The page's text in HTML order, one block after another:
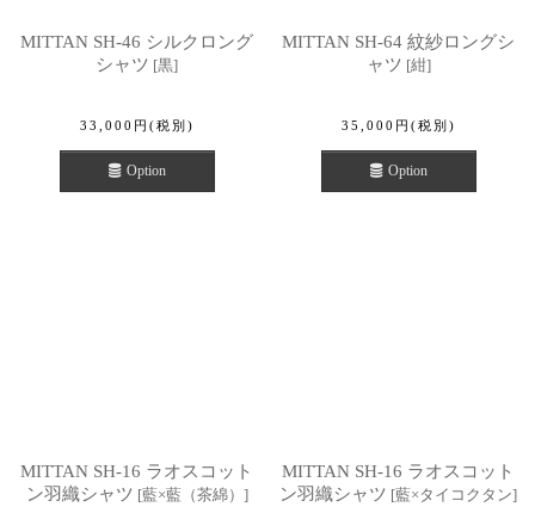
MITTAN SH-46 シルクロング
シャツ [黒]
33,000 円 (税別)
Option
MITTAN SH-64 紋紗ロングシ
ャツ [紺]
35,000 円 (税別)
Option
MITTAN SH-16 ラオスコット
ン羽織シャツ [藍×藍（茶綿） ]
MITTAN SH-16 ラオスコット
ン羽織シャツ [藍×タイコクタン]